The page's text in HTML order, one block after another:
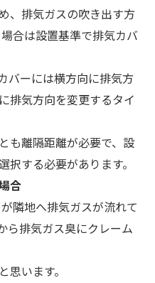
、排気ガスの吹き出す方
合は設置基準で排気カバ
バーには横方向に排気方
排気方向を変更するタイ
も離隔距離が必要で、設
する必要があります。
合
隣地へ排気ガスが流れて
ら排気ガス臭にクレーム
います。